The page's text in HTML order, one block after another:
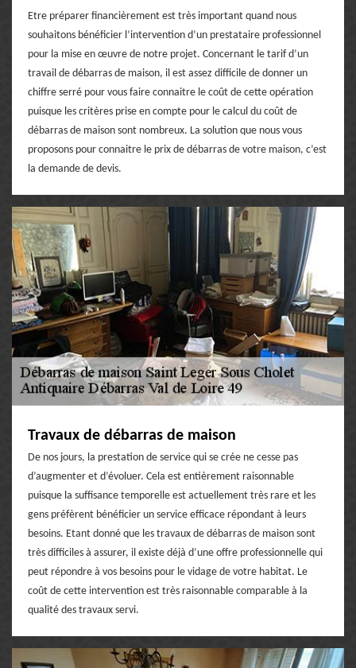
Etre préparer financièrement est très important quand nous
souhaitons bénéficier l’intervention d’un prestataire professionnel
pour la mise en œuvre de notre projet. Concernant le tarif d’un
travail de débarras de maison, il est assez difficile de donner un
chiffre serré pour vous faire connaitre le coût de cette opération
puisque les critères prise en compte pour le calcul du coût de
débarras de maison sont nombreux. La solution que nous vous
proposons pour connaitre le prix de débarras de votre maison, c’est
la demande de devis.
Travaux de débarras de maison
De nos jours, la prestation de service qui se crée ne cesse pas
d’augmenter et d’évoluer. Cela est entièrement raisonnable
puisque la suffisance temporelle est actuellement très rare et les
gens préfèrent bénéficier un service efficace répondant à leurs
besoins. Etant donné que les travaux de débarras de maison sont
très difficiles à assurer, il existe déjà d’une offre professionnelle qui
peut répondre à vos besoins pour le vidage de votre habitat. Le
coût de cette intervention est très raisonnable comparable à la
qualité des travaux servi.